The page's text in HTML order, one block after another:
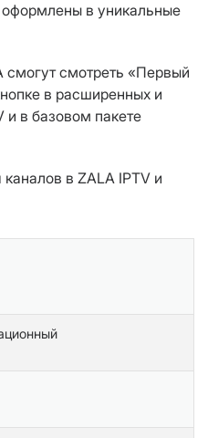
в уникальные
смогут смотреть «Первый
в расширенных и
и в базовом пакете
в ZALA IPTV и